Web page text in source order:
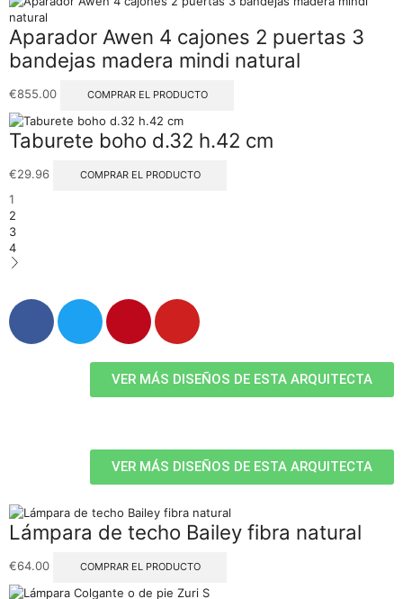
Aparador Awen 4 cajones 2 puertas 3
bandejas madera mindi natural
€855.00 COMPRAR EL PRODUCTO
Taburete boho d.32 h.42 cm
€29.96 COMPRAR EL PRODUCTO
1
2
3
4
VER MÁS DISEÑOS DE ESTA ARQUITECTA
VER MÁS DISEÑOS DE ESTA ARQUITECTA
Lámpara de techo Bailey fibra natural
€64.00 COMPRAR EL PRODUCTO